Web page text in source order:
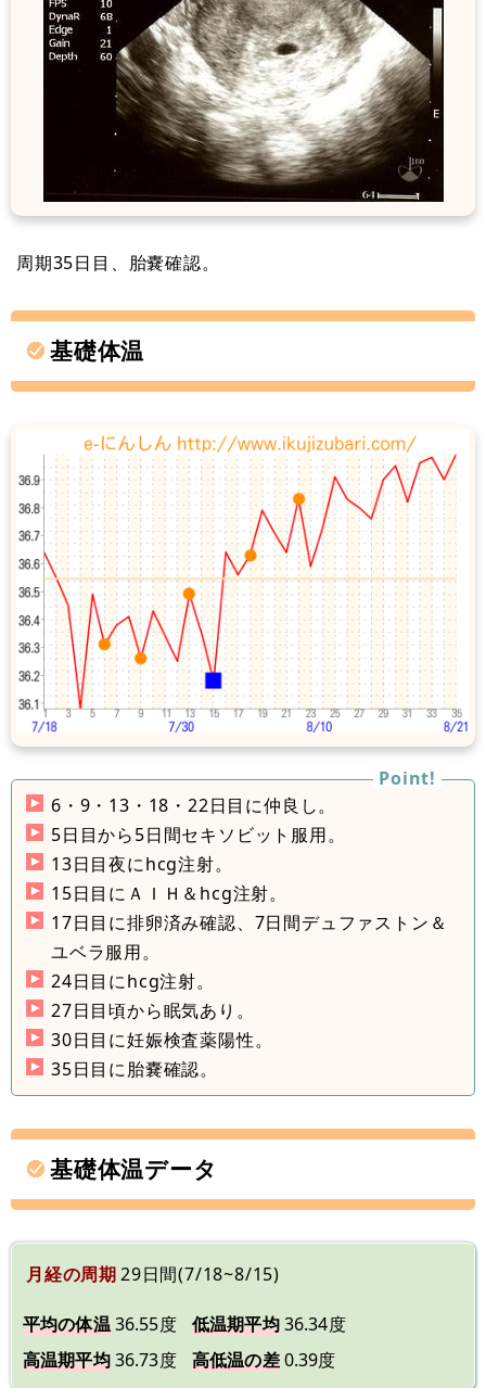
周期35日目、胎嚢確認。
基礎体温
6・9・13・18・22日目に仲良し。
5日目から5日間セキソビット服用。
13日目夜にhcg注射。
15日目にＡＩＨ＆hcg注射。
17日目に排卵済み確認、7日間デュファストン＆
ユベラ服用。
24日目にhcg注射。
27日目頃から眠気あり。
30日目に妊娠検査薬陽性。
35日目に胎嚢確認。
基礎体温データ
月経の周期29日間(7/18~8/15)
平均の体温36.55度 低温期平均36.34度
高温期平均36.73度 高低温の差0.39度